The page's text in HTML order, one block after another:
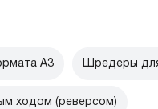
А3 Шредеры
ходом (реверсом)